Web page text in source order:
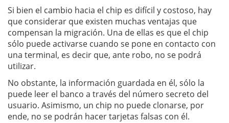
Si bien el cambio hacia el chip es difícil y costoso, hay
que considerar que existen muchas ventajas que
compensan la migración. Una de ellas es que el chip
sólo puede activarse cuando se pone en contacto con
una terminal, es decir que, ante robo, no se podrá
utilizar.
No obstante, la información guardada en él, sólo la
puede leer el banco a través del número secreto del
usuario. Asimismo, un chip no puede clonarse, por
ende, no se podrán hacer tarjetas falsas con él.